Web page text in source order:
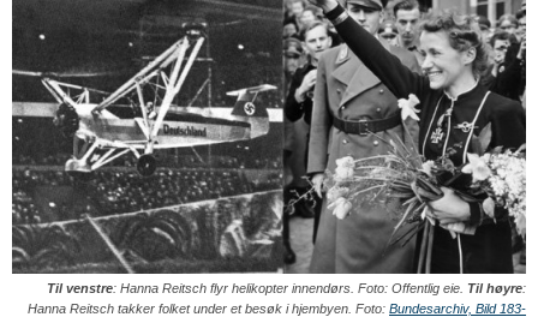
Til venstre: Hanna Reitsch flyr helikopter innendørs. Foto: Offentlig eie. Til høyre:
Hanna Reitsch takker folket under et besøk i hjembyen. Foto: Bundesarchiv, Bild 183-